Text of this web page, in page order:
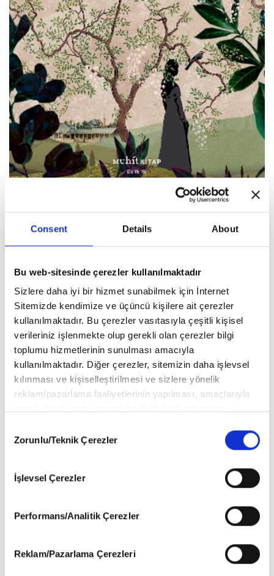
Consent Details About
Bu web-sitesinde çerezler kullanılmaktadır
Sizlere daha iyi bir hizmet sunabilmek için İnternet
Sitemizde kendimize ve üçüncü kişilere ait çerezler
kullanılmaktadır. Bu çerezler vasıtasıyla çeşitli kişisel
verileriniz işlenmekte olup gerekli olan çerezler bilgi
toplumu hizmetlerinin sunulması amacıyla
kullanılmaktadır. Diğer çerezler, sitemizin daha işlevsel
kılınması ve kişiselleştirilmesi ve sizlere yönelik
reklam/pazarlama faaliyetlerinin yapılması, amaçlarıyla
vasıtasıyla belirleyebilirsiniz. Çerezlere ilişkin detaylı bilgi
Çerez Bilgilendirme
6698 sayılı Kişisel Verilerin Korunması Kanunu uyarınca
okumak ve sitemizi ziyaretiniz kapsamında
gerçekleştirilen veri işleme faaliyetleri ile ilgili daha
Selection
Zorunlu/Teknik Çerezler
İşlevsel Çerezler
Performans/Analitik Çerezler
Reklam/Pazarlama Çerezleri
Anlam Çiçek Açtığında
Ayşegül Genç